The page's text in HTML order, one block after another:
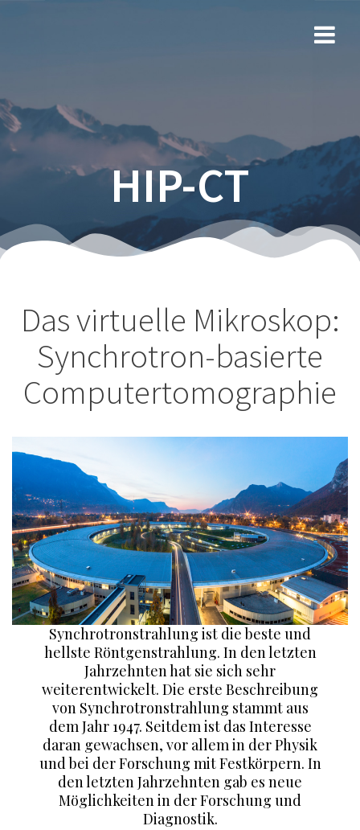
HIP-CT
Das virtuelle Mikroskop:
Synchrotron-basierte
Computertomographie
Synchrotronstrahlung ist die beste und
hellste Röntgenstrahlung. In den letzten
Jahrzehnten hat sie sich sehr
weiterentwickelt. Die erste Beschreibung
von Synchrotronstrahlung stammt aus
dem Jahr 1947. Seitdem ist das Interesse
daran gewachsen, vor allem in der Physik
und bei der Forschung mit Festkörpern. In
den letzten Jahrzehnten gab es neue
Möglichkeiten in der Forschung und
Diagnostik.